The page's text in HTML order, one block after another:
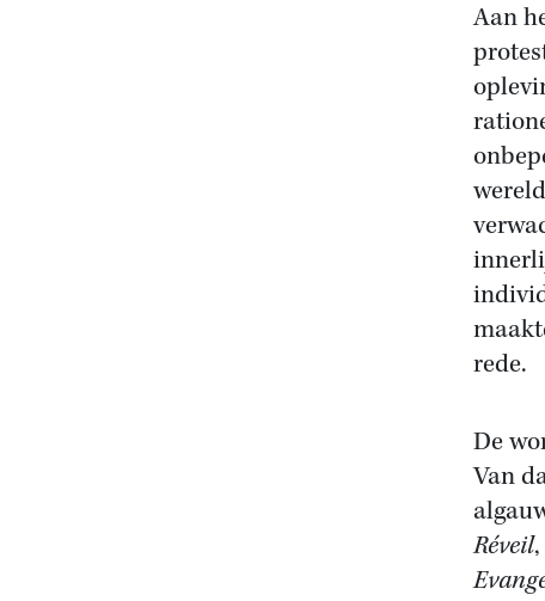
Aan
rede.
De
Van
Réveil